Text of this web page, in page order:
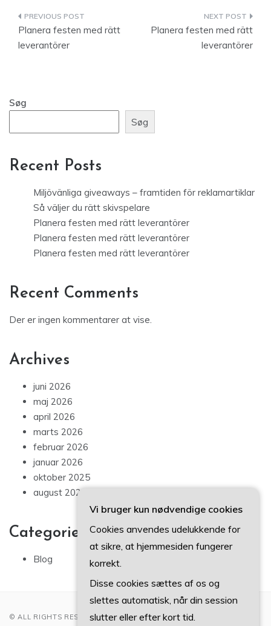
Indlægsnavigation
Planera festen med rätt
leverantörer
Planera festen med rätt
leverantörer
Søg
Søg
Recent Posts
Miljövänliga giveaways – framtiden för reklamartiklar
Så väljer du rätt skivspelare
Planera festen med rätt leverantörer
Planera festen med rätt leverantörer
Planera festen med rätt leverantörer
Recent Comments
Der er ingen kommentarer at vise.
Archives
juni 2026
maj 2026
april 2026
marts 2026
februar 2026
januar 2026
oktober 2025
august 2025
Categories
Blog
© ALL RIGHTS RESERVED 2022
Vi bruger kun nødvendige cookies
Cookies anvendes udelukkende for
at sikre, at hjemmesiden fungerer
korrekt.
Disse cookies sættes af os og
slettes automatisk, når din session
slutter eller efter kort tid.